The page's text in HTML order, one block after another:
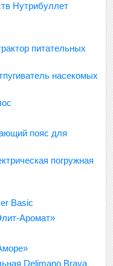
Нутрибуллет
питательных
насекомых
пояс для
погружная
Basic
Аромат»
Delimano Brava